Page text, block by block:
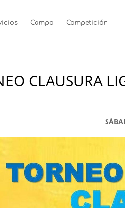
Campo Competición
CLAUSURA